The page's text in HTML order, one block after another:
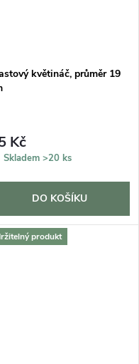
květináč, průměr 19
Kč
Skladem >20 ks
DO KOŠÍKU
produkt